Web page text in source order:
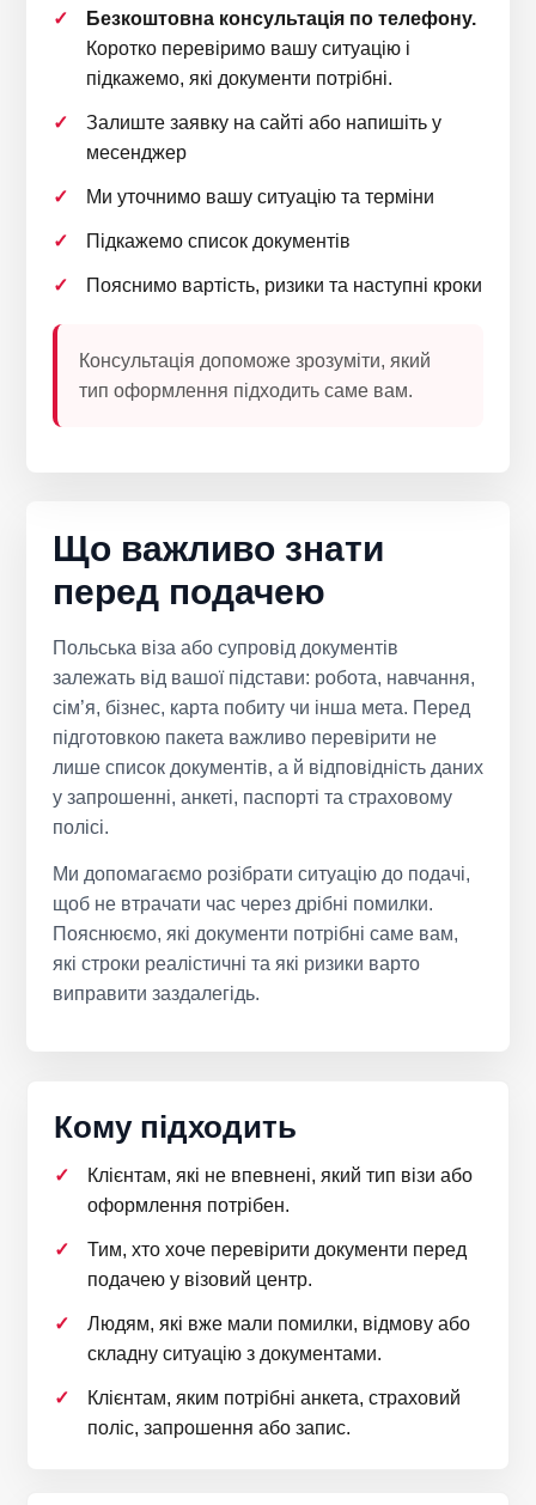
Безкоштовна консультація по телефону.
Коротко перевіримо вашу ситуацію і
підкажемо, які документи потрібні.
Залиште заявку на сайті або напишіть у
месенджер
Ми уточнимо вашу ситуацію та терміни
Підкажемо список документів
Пояснимо вартість, ризики та наступні кроки
Консультація допоможе зрозуміти, який
тип оформлення підходить саме вам.
Що важливо знати
перед подачею
Польська віза або супровід документів
залежать від вашої підстави: робота, навчання,
сім’я, бізнес, карта побиту чи інша мета. Перед
підготовкою пакета важливо перевірити не
лише список документів, а й відповідність даних
у запрошенні, анкеті, паспорті та страховому
полісі.
Ми допомагаємо розібрати ситуацію до подачі,
щоб не втрачати час через дрібні помилки.
Пояснюємо, які документи потрібні саме вам,
які строки реалістичні та які ризики варто
виправити заздалегідь.
Кому підходить
Клієнтам, які не впевнені, який тип візи або
оформлення потрібен.
Тим, хто хоче перевірити документи перед
подачею у візовий центр.
Людям, які вже мали помилки, відмову або
складну ситуацію з документами.
Клієнтам, яким потрібні анкета, страховий
поліс, запрошення або запис.